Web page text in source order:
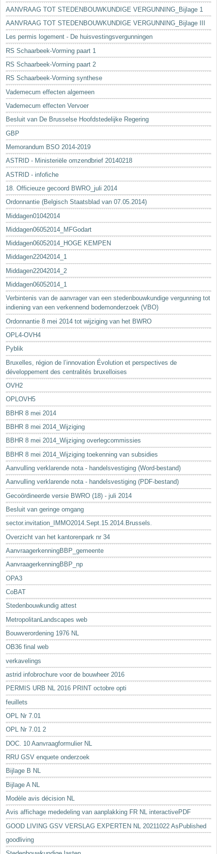
AANVRAAG TOT STEDENBOUWKUNDIGE VERGUNNING_Bijlage 1
AANVRAAG TOT STEDENBOUWKUNDIGE VERGUNNING_Bijlage III
Les permis logement - De huisvestingsvergunningen
RS Schaarbeek-Vorming paart 1
RS Schaarbeek-Vorming paart 2
RS Schaarbeek-Vorming synthese
Vademecum effecten algemeen
Vademecum effecten Vervoer
Besluit van De Brusselse Hoofdstedelijke Regering
GBP
Memorandum BSO 2014-2019
ASTRID - Ministeriële omzendbrief 20140218
ASTRID - infofiche
18. Officieuze gecoord BWRO_juli 2014
Ordonnantie (Belgisch Staatsblad van 07.05.2014)
Middagen01042014
Middagen06052014_MFGodart
Middagen06052014_HOGE KEMPEN
Middagen22042014_1
Middagen22042014_2
Middagen06052014_1
Verbintenis van de aanvrager van een stedenbouwkundige vergunning tot
indiening van een verkennend bodemonderzoek (VBO)
Ordonnantie 8 mei 2014 tot wijziging van het BWRO
OPL4-OVH4
Pyblik
Bruxelles, région de l’innovation Évolution et perspectives de
développement des centralités bruxelloises
OVH2
OPLOVH5
BBHR 8 mei 2014
BBHR 8 mei 2014_Wijziging
BBHR 8 mei 2014_Wijziging overlegcommissies
BBHR 8 mei 2014_Wijziging toekenning van subsidies
Aanvulling verklarende nota - handelsvestiging (Word-bestand)
Aanvulling verklarende nota - handelsvestiging (PDF-bestand)
Gecoördineerde versie BWRO (18) - juli 2014
Besluit van geringe omgang
sector.invitation_IMMO2014.Sept.15.2014.Brussels.
Overzicht van het kantorenpark nr 34
AanvraagerkenningBBP_gemeente
AanvraagerkenningBBP_np
OPA3
CoBAT
Stedenbouwkundig attest
MetropolitanLandscapes web
Bouwverordening 1976 NL
OB36 final web
verkavelings
astrid infobrochure voor de bouwheer 2016
PERMIS URB NL 2016 PRINT octobre opti
feuillets
OPL Nr 7.01
OPL Nr 7.01 2
DOC. 10 Aanvraagformulier NL
RRU GSV enquete onderzoek
Bijlage B NL
Bijlage A NL
Modèle avis décision NL
Avis affichage mededeling van aanplakking FR NL interactivePDF
GOOD LIVING GSV VERSLAG EXPERTEN NL 20211022 AsPublished
goodliving